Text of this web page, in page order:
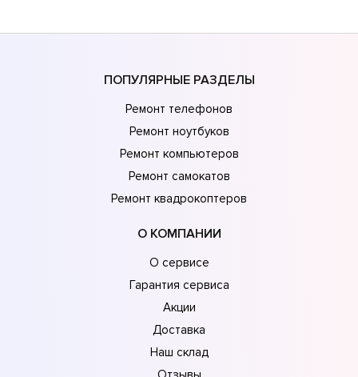
ПОПУЛЯРНЫЕ РАЗДЕЛЫ
Ремонт телефонов
Ремонт ноутбуков
Ремонт компьютеров
Ремонт самокатов
Ремонт квадрокоптеров
О КОМПАНИИ
О сервисе
Гарантия сервиса
Акции
Доставка
Наш склад